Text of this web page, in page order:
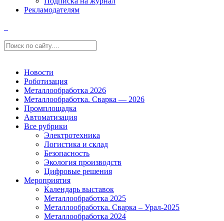
Рекламодателям
Новости
Роботизация
Металлообработка 2026
Металлообработка. Сварка — 2026
Промплощадка
Автоматизация
Все рубрики
Электротехника
Логистика и склад
Безопасность
Экология производств
Цифровые решения
Мероприятия
Календарь выставок
Металлообработка 2025
Металлообработка. Сварка – Урал-2025
Металлообработка 2024